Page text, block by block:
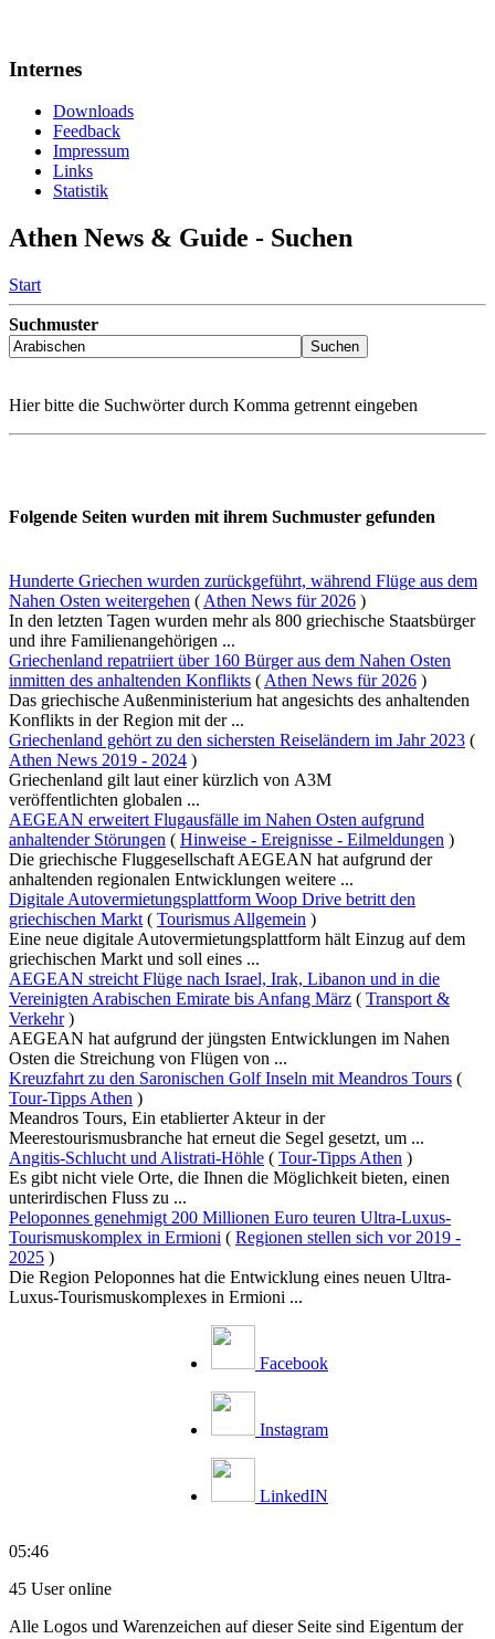
Internes
Downloads
Feedback
Impressum
Links
Statistik
Athen News & Guide - Suchen
Start
Suchmuster
Hier bitte die Suchwörter durch Komma getrennt eingeben
Folgende Seiten wurden mit ihrem Suchmuster gefunden
Hunderte Griechen wurden zurückgeführt, während Flüge aus dem
Nahen Osten weitergehen ( Athen News für 2026 )
In den letzten Tagen wurden mehr als 800 griechische Staatsbürger
und ihre Familienangehörigen ...
Griechenland repatriiert über 160 Bürger aus dem Nahen Osten
inmitten des anhaltenden Konflikts ( Athen News für 2026 )
Das griechische Außenministerium hat angesichts des anhaltenden
Konflikts in der Region mit der ...
Griechenland gehört zu den sichersten Reiseländern im Jahr 2023 (
Athen News 2019 - 2024 )
Griechenland gilt laut einer kürzlich von A3M
veröffentlichten globalen ...
AEGEAN erweitert Flugausfälle im Nahen Osten aufgrund
anhaltender Störungen ( Hinweise - Ereignisse - Eilmeldungen )
Die griechische Fluggesellschaft AEGEAN hat aufgrund der
anhaltenden regionalen Entwicklungen weitere ...
Digitale Autovermietungsplattform Woop Drive betritt den
griechischen Markt ( Tourismus Allgemein )
Eine neue digitale Autovermietungsplattform hält Einzug auf dem
griechischen Markt und soll eines ...
AEGEAN streicht Flüge nach Israel, Irak, Libanon und in die
Vereinigten Arabischen Emirate bis Anfang März ( Transport &
Verkehr)
AEGEAN hat aufgrund der jüngsten Entwicklungen im Nahen
Osten die Streichung von Flügen von ...
Kreuzfahrt zu den Saronischen Golf Inseln mit Meandros Tours (
Tour-Tipps Athen )
Meandros Tours, Ein etablierter Akteur in der
Meerestourismusbranche hat erneut die Segel gesetzt, um ...
Angitis-Schlucht und Alistrati-Höhle ( Tour-Tipps Athen )
Es gibt nicht viele Orte, die Ihnen die Möglichkeit bieten, einen
unterirdischen Fluss zu ...
Peloponnes genehmigt 200 Millionen Euro teuren Ultra-Luxus-
Tourismuskomplex in Ermioni ( Regionen stellen sich vor 2019 -
2025 )
Die Region Peloponnes hat die Entwicklung eines neuen Ultra-
Luxus-Tourismuskomplexes in Ermioni ...
Facebook
Instagram
LinkedIN
05:46
45 User online
Alle Logos und Warenzeichen auf dieser Seite sind Eigentum der